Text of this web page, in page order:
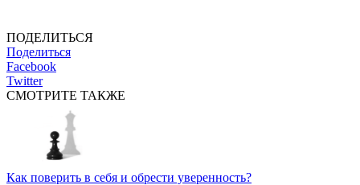
ПОДЕЛИТЬСЯ
Поделиться
Facebook
Twitter
СМОТРИТЕ ТАКЖЕ
Как поверить в себя и обрести уверенность?